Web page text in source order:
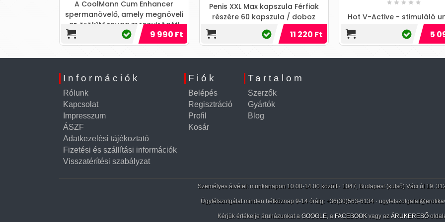
El
A CoolMann Cum Enhancer
spermanövelő, amely megnöveli
az örökítőanyag mennyiségét!
Több sperma, nagyobb élvezet!
9 990 Ft
Penis XXL Max kapszula Férfiak
részére 60 kapszula / doboz
Adagolás: Vegyen be 2x 1
kapszulát minden nap, kevés
11 220 Ft
Hot V-Active - stimuláló
maszturbációs krém
5
Információk
Rólunk
Kapcsolat
Impresszum
ÁSZF
Adatkezelési tájékoztató
Fizetési és szállítási információk
Visszatérítési szabályzat
Fiók
Belépés
Regisztráció
Profil
Kosár
Tartalom
Szerzők
Gyártók
Blog
Személyes átvétel: munkanapon 10:00-14:00 között · 1047, Budapest (külső) Váci út 19.
Ügyfélszolgálat minden hétköznap 9-14 óráig: +36(30)563-6134 ·
Kérjük értékelje áruházunkat a GOOGLE, a FACEBOOK vagy az ÁRUKERESŐ